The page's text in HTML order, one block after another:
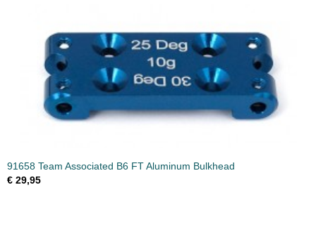
91658 Team Associated B6 FT Aluminum Bulkhead
€ 29,95